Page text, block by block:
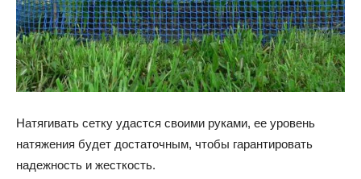
Натягивать сетку удастся своими руками, ее уровень
натяжения будет достаточным, чтобы гарантировать
надежность и жесткость.